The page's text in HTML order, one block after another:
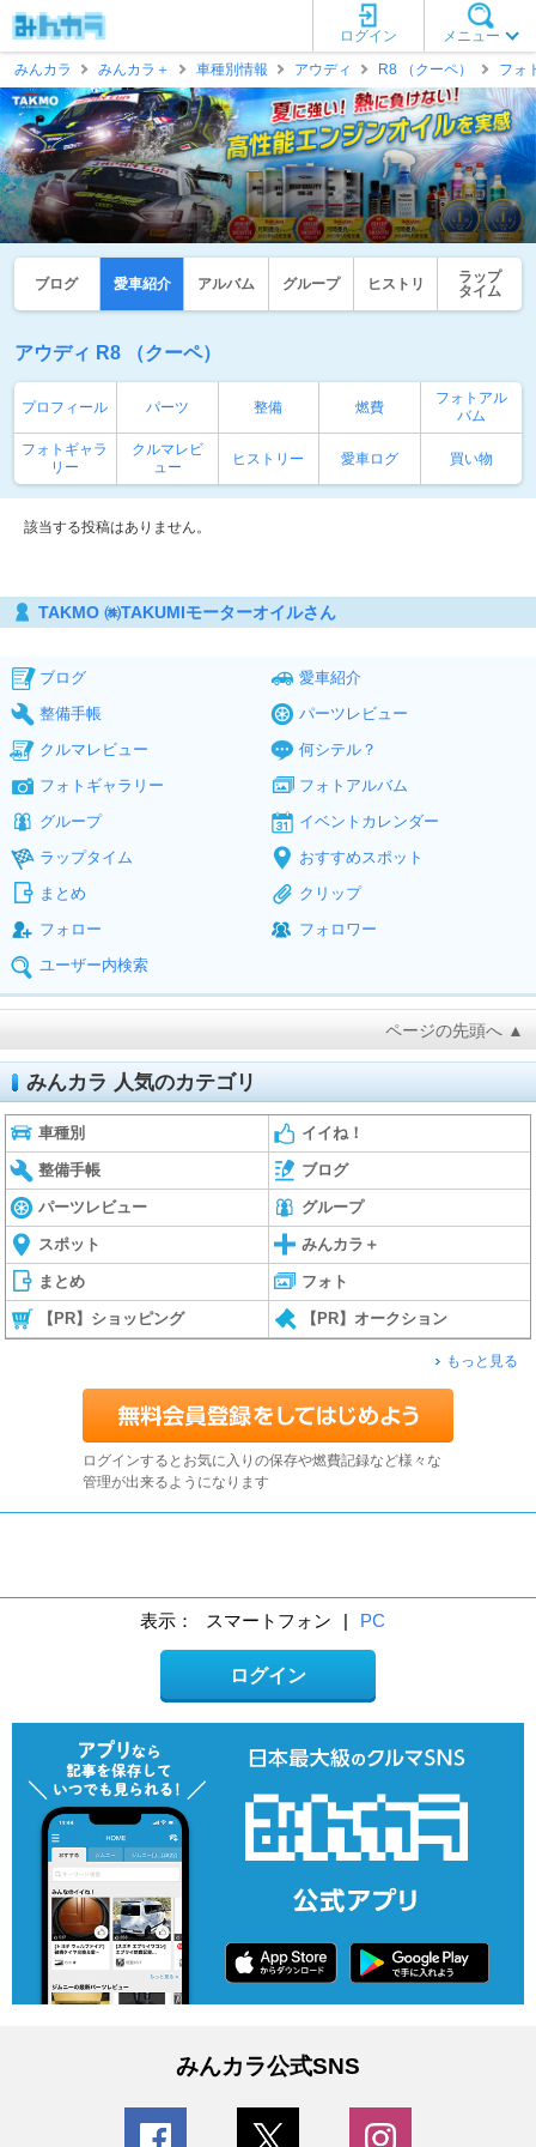
メニュー
ログイン
みんカラ
みんカラ＋ 車種別情報 アウディ R8 （クーペ） フォ
ブログ 愛車紹介 アルバム グループ ヒストリ
ラップ
タイム
アウディ R8 （クーペ）
プロフィール パーツ 整備 燃費
フォトアル
バム
フォトギャラ
リー
クルマレビ
ュー
ヒストリー 愛車ログ 買い物
該当する投稿はありません。
TAKMO ㈱TAKUMIモーターオイルさん
ブログ
愛車紹介
整備手帳
パーツレビュー
クルマレビュー
何シテル？
フォトギャラリー
フォトアルバム
グループ
イベントカレンダー
ラップタイム
おすすめスポット
まとめ
クリップ
フォロー
フォロワー
ユーザー内検索
ページの先頭へ ▲
みんカラ 人気のカテゴリ
車種別 イイね！
整備手帳 ブログ
パーツレビュー グループ
スポット みんカラ＋
まとめ フォト
【PR】ショッピング 【PR】オークション
もっと見る
ログインするとお気に入りの保存や燃費記録など様々な
管理が出来るようになります
表示： スマートフォン | PC
ログイン
みんカラ公式SNS